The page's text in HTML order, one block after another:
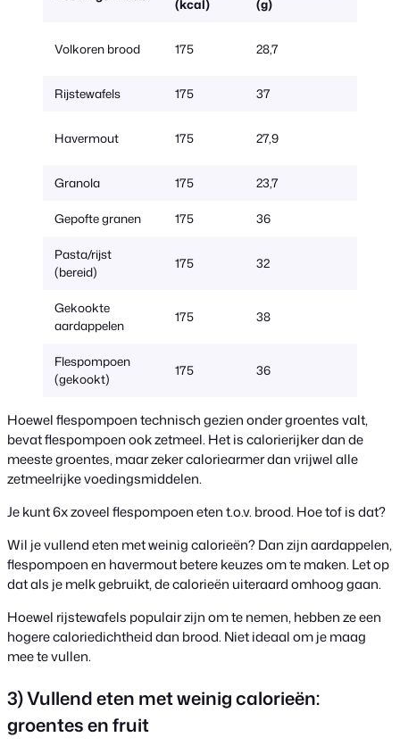
(kcal)
(g)
Volkoren brood 175 28,7
Rijstewafels 175 37
Havermout 175 27,9
Granola 175 23,7
Gepofte granen 175 36
Pasta/rijst
(bereid)
175 32
Gekookte
aardappelen
175 38
Flespompoen
(gekookt)
175 36
Hoewel flespompoen technisch gezien onder groentes valt,
bevat flespompoen ook zetmeel. Het is calorierijker dan de
meeste groentes, maar zeker caloriearmer dan vrijwel alle
zetmeelrijke voedingsmiddelen.
Je kunt 6x zoveel flespompoen eten t.o.v. brood. Hoe tof is dat?
Wil je vullend eten met weinig calorieën? Dan zijn aardappelen,
flespompoen en havermout betere keuzes om te maken. Let op
dat als je melk gebruikt, de calorieën uiteraard omhoog gaan.
Hoewel rijstewafels populair zijn om te nemen, hebben ze een
hogere caloriedichtheid dan brood. Niet ideaal om je maag
mee te vullen.
3) Vullend eten met weinig calorieën:
groentes en fruit